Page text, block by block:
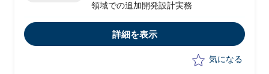
領域での追加開発設計実務
詳細を表示
気になる